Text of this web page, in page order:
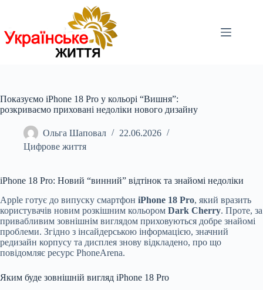
Показуємо iPhone 18 Pro у кольорі “Вишня”:
розкриваємо приховані недоліки нового дизайну
Ольга Шаповал
22.06.2026
Цифрове життя
iPhone 18 Pro: Новий “винний” відтінок та знайомі недоліки
Apple готує до випуску смартфон iPhone 18 Pro, який вразить
користувачів новим розкішним кольором Dark Cherry. Проте, за
привабливим зовнішнім виглядом приховуються добре знайомі
проблеми. Згідно з інсайдерською інформацією, значний
редизайн корпусу та дисплея знову відкладено, про що
повідомляє ресурс PhoneArena.
Яким буде зовнішній вигляд iPhone 18 Pro